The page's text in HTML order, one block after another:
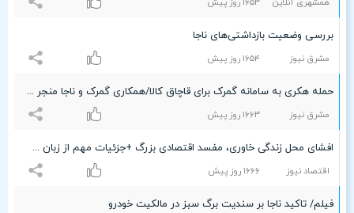
همشهری آنلاین ۱۶۵٣ روز پیش
بررسی وضعیت بازداشتی‌های ناجا
مشرق نیوز ۱۶۵۴ روز پیش
حمله هکری به سامانه گمرک برای قاچاق کالا/همکاری گمرک و ناجا منجر به کشف کانتینرهای قاچاق شد
مشرق نیوز ۱۶۶٣ روز پیش
افشای محل زندگی خاوری، مفسد اقتصادی بزرگ +جزئیات مهم از زبان سخنگوی ناجا
اقتصاد نیوز ۱۶۶۶ روز پیش
فیلم/ تاکید ناجا بر سندیت برگ سبز در مالکیت خودرو